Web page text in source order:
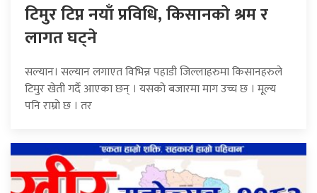
टिमुर टिप्न नयाँ प्रविधि, किसानको श्रम र
लागत घट्ने
सल्यान। सल्यान लगाएत विभिन्न पहाडी जिल्लाहरुमा किसानहरुले
टिमुर खेती गर्दै आएका छन् । यसको बजारमा माग उच्च छ । मूल्य
पनि राम्रो छ । तर